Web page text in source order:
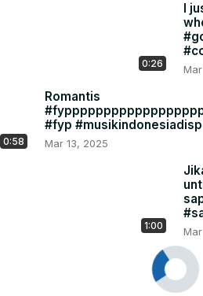
0:26
I
0:58
Romantis
#fyp
Mar 13, 2025
1:00